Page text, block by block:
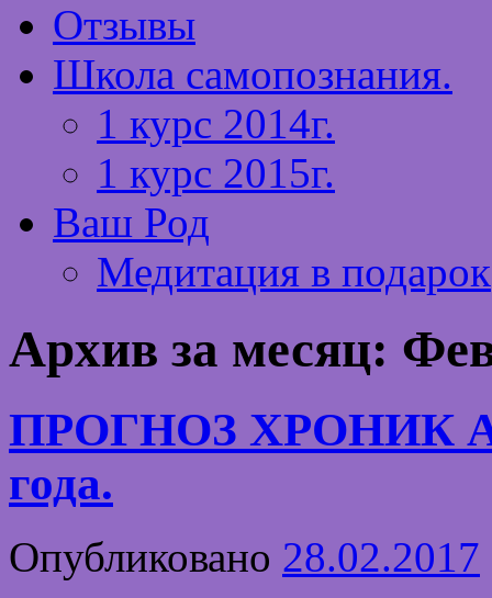
Отзывы
Школа самопознания.
1 курс 2014г.
1 курс 2015г.
Ваш Род
Медитация в подарок
Архив за месяц:
ПРОГНОЗ ХРОНИК
года.
Опубликовано 28.02.2017